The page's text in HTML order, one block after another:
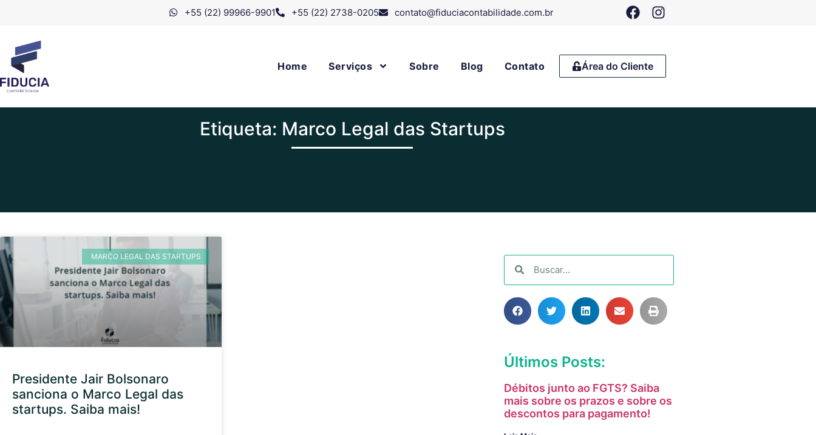
+55 (22) 99966-9901 +55 (22) 2738-0205 contato@fiduciacontabilidade.com.br
Home Serviços Sobre Blog Contato Área do Cliente
Etiqueta: Marco Legal das Startups
MARCO LEGAL DAS STARTUPS
Presidente Jair Bolsonaro
sanciona o Marco Legal das
startups. Saiba mais!
Últimos Posts:
Débitos junto ao FGTS? Saiba
mais sobre os prazos e sobre os
descontos para pagamento!